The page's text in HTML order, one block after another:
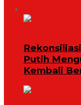
Putih
Kembali